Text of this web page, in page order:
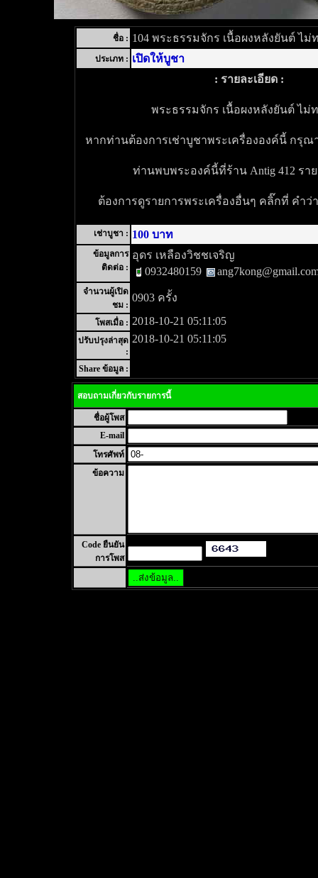
ชื่อ : 104 พระธรรมจักร เนื้อผงหลังยันต์ ไม่
ประเภท : เปิดให้บูชา
: รายละเอียด :
พระธรรมจักร เนื้อผงหลังยันต์ ไม่
หากท่านต้องการเช่าบูชาพระเครื่ององค์นี้ กรุณ
ท่านพบพระองค์นี้ที่ร้าน Antig 412 รา
ต้องการดูรายการพระเครื่องอื่นๆ คลิ๊กที่ คำ
เช่าบูชา : 100 บาท
ข้อมูลการ
ติดต่อ :
อุดร เหลืองวิชชเจริญ
0932480159
จำนวนผู้เปิด
ชม :
0903 ครั้ง
โพสเมื่อ : 2018-10-21 05:11:05
ปรับปรุงล่าสุด
:
2018-10-21 05:11:05
Share ข้อมูล :
สอบถามเกี่ยวกับรายการนี้
ชื่อผู้โพส
E-mail
โทรศัพท์
ข้อความ
Code ยืนยัน
การโพส